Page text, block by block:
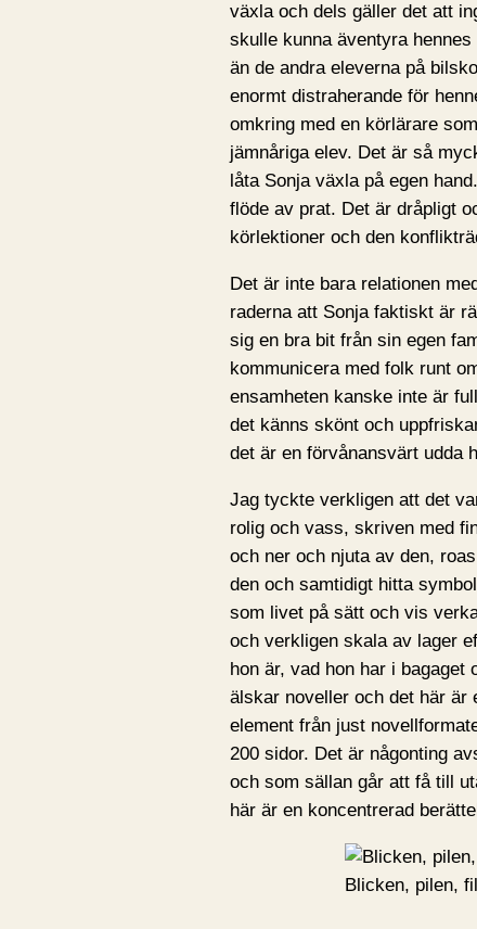
växla och dels gäller det att
skulle kunna äventyra
än de andra eleverna på
enormt distraherande för
omkring med en körlärare
jämnåriga elev. Det är så
låta Sonja växla på egen
flöde av prat. Det är dråpligt
körlektioner och den
Det är inte bara relationen
raderna att Sonja faktiskt är
sig en bra bit från sin egen
kommunicera med folk runt
ensamheten kanske inte är
det känns skönt och
det är en förvånansvärt udda
Jag tyckte verkligen att det
rolig och vass, skriven med
och ner och njuta av den,
den och samtidigt hitta
som livet på sätt och vis
och verkligen skala av lager
hon är, vad hon har i
älskar noveller och det här är
element från just
200 sidor. Det är någonting
och som sällan går att få till
här är en koncentrerad
Blicken, pilen,